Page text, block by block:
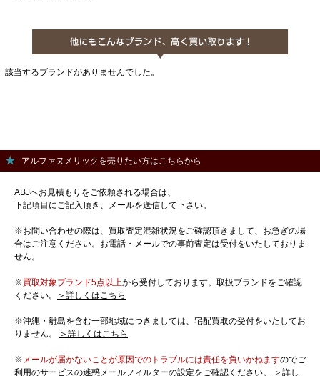
該当するブランドがありませんでした。
アルファヌメリックを売りたい方はこちらから
ABJへお見積もりをご依頼される場合は、
下記項目にご記入頂き、メールを送信して下さい。
※お問い合わせの際は、買取査定混雑状況をご確認頂きまして、お急ぎの場
合はご注意ください。お電話・メールでの事前査定は受付をいたしておりま
せん。
※買取対象ブランド5点以上から受付しております。取扱ブランドをご確認
ください。
＞詳しくはこちら
※沖縄・離島を含む一部地域につきましては、宅配買取の受付をいたしてお
りません。
＞詳しくはこちら
※ メールが届かないことが原因でのトラブルには責任を負いかねますのでご
利用のサービスの迷惑メールフィルターの設定をご確認ください。
＞詳し